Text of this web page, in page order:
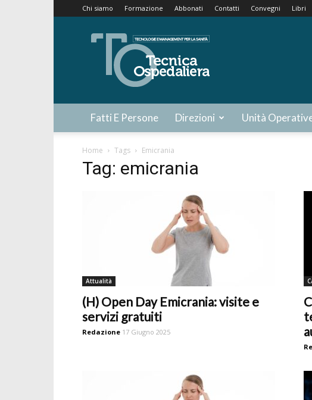
Chi siamo Formazione Abbonati Contatti Convegni Libri
Tecnica
Ospedaliera
Fatti E Persone Direzioni Unità
Home Tags Emicrania
Tag: emicrania
Attualità
(H) Open Day Emicrania: visite e
servizi gratuiti
Redazione 17 Giugno 2025